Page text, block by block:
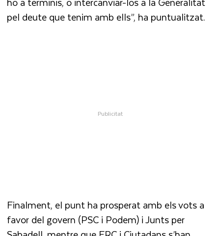
pel deute que tenim amb ells”, ha puntualitzat.
Finalment, el punt ha prosperat amb els vots a
favor del govern (PSC i Podem) i Junts per